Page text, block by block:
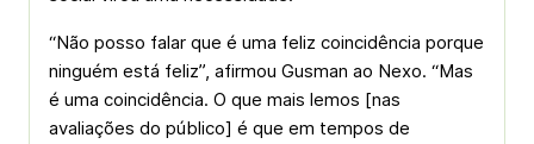
“Não posso falar que é uma feliz coincidência porque
ninguém está feliz”, afirmou Gusman ao Nexo. “Mas
é uma coincidência. O que mais lemos [nas
avaliações do público] é que em tempos de